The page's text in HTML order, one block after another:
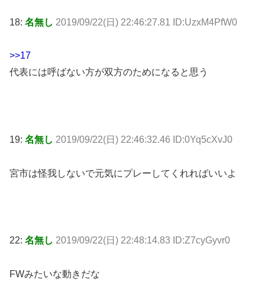
18: 名無し 2019/09/22(日) 22:46:27.81 ID:UzxM4PfW0
>>17
代表には呼ばない方が双方のためになると思う
19: 名無し 2019/09/22(日) 22:46:32.46 ID:0Yq5cXvJ0
宮市は怪我しないで元気にプレーしてくれればいいよ
22: 名無し 2019/09/22(日) 22:48:14.83 ID:Z7cyGyvr0
FWみたいな動きだな